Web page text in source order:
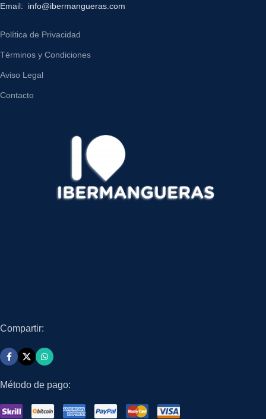
Email: info@ibermangueras.com
Política de Privacidad
Términos y Condiciones
Aviso Legal
Contacto
Compartir:
Método de pago: